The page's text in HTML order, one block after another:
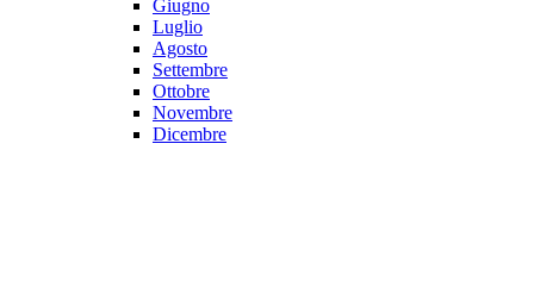
Giugno
Luglio
Agosto
Settembre
Ottobre
Novembre
Dicembre